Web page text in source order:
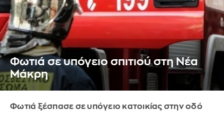
Φωτιά σε υπόγειο σπιτιού στη Νέα
Μάκρη
Φωτιά ξέσπασε σε υπόγειο κατοικίας στην οδό